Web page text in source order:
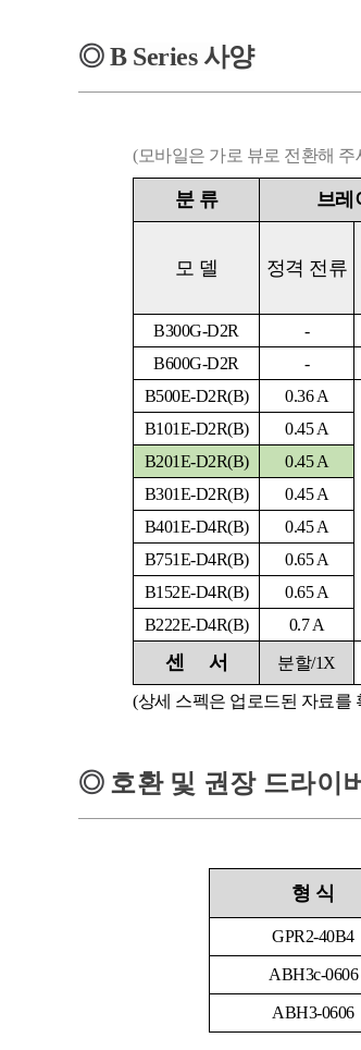
◎B Series 사양
(모바일은 가로 뷰로 전환해 주
분 류 브레
모 델 정격 전류
B300G-D2R -
B600G-D2R
-
B500E-D2R(B) 0.36 A
B101E-D2R(B)
0.45 A
B201E-D2R(B)
0.45 A
B301E-D2R(B)
0.45 A
B401E-D4R(B)
0.45 A
B751E-D4R(B)
0.65 A
B152E-D4R(B)
0.65 A
B222E-D4R(B)
0.7 A
센 서 분할/1X
(상세 스펙은 업로드된 자료를
◎ 호환 및 권장 드라이
형 식
GPR2-40B4
ABH3c-0606
ABH3-0606